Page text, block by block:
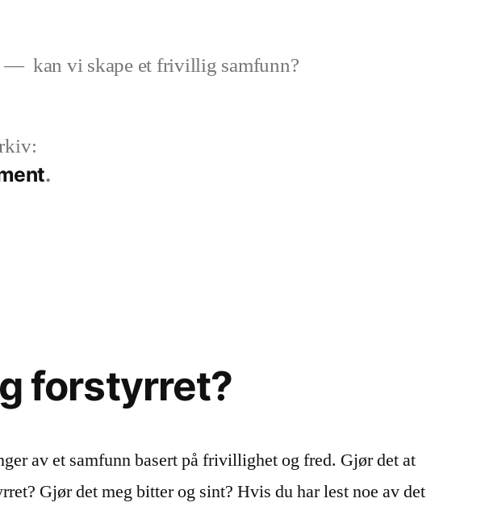
kan vi skape et frivillig samfunn?
forstyrret?
av et samfunn basert på frivillighet og fred. Gjør det at
Gjør det meg bitter og sint? Hvis du har lest noe av det